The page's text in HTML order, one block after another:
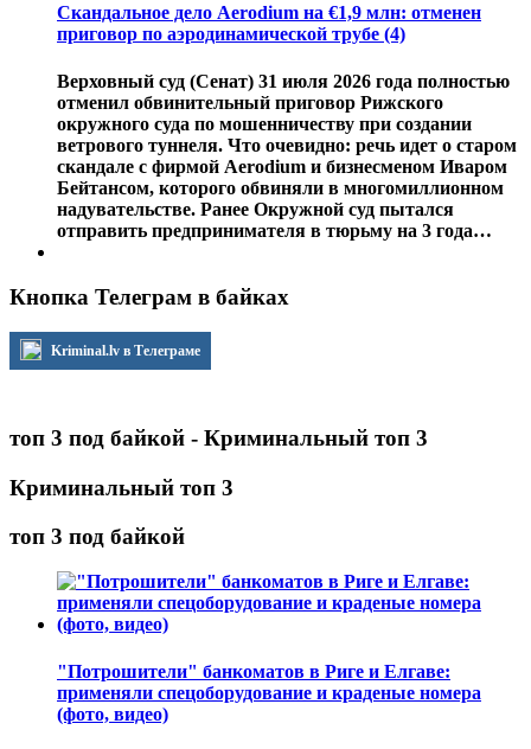
Скандальное дело Aerodium на €1,9 млн: отменен
приговор по аэродинамической трубе (4)
Верховный суд (Сенат) 31 июля 2026 года полностью
отменил обвинительный приговор Рижского
окружного суда по мошенничеству при создании
ветрового туннеля. Что очевидно: речь идет о старом
скандале с фирмой Aerodium и бизнесменом Иваром
Бейтансом, которого обвиняли в многомиллионном
надувательстве. Ранее Окружной суд пытался
отправить предпринимателя в тюрьму на 3 года…
Кнопка Телеграм в байках
Kriminal.lv в Телеграме
топ 3 под байкой - Криминальный топ 3
Криминальный топ 3
топ 3 под байкой
"Потрошители" банкоматов в Риге и Елгаве:
применяли спецоборудование и краденые номера
(фото, видео)